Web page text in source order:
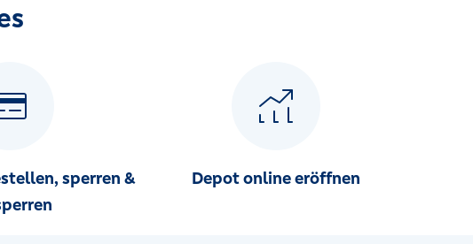
sperren &
Depot online eröffnen